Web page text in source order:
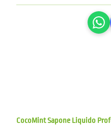
CocoMint Sapone Liquido